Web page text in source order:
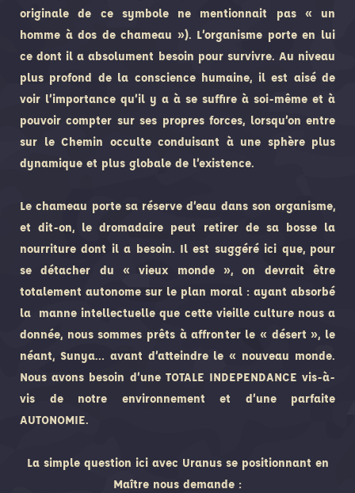
originale de ce symbole ne mentionnait pas « un
homme à dos de chameau »). L’organisme porte en lui
ce dont il a absolument besoin pour survivre. Au niveau
plus profond de la conscience humaine, il est aisé de
voir l’importance qu’il y a à se suffire à soi-même et à
pouvoir compter sur ses propres forces, lorsqu’on entre
sur le Chemin occulte conduisant à une sphère plus
dynamique et plus globale de l’existence.
Le chameau porte sa réserve d’eau dans son organisme,
et dit-on, le dromadaire peut retirer de sa bosse la
nourriture dont il a besoin. Il est suggéré ici que, pour
se détacher du « vieux monde », on devrait être
totalement autonome sur le plan moral : ayant absorbé
la manne intellectuelle que cette vieille culture nous a
donnée, nous sommes prêts à affronter le « désert », le
néant, Sunya… avant d’atteindre le « nouveau monde.
Nous avons besoin d’une TOTALE INDEPENDANCE vis-à-
vis de notre environnement et d’une parfaite
AUTONOMIE.
La simple question ici avec Uranus se positionnant en
Maître nous demande :